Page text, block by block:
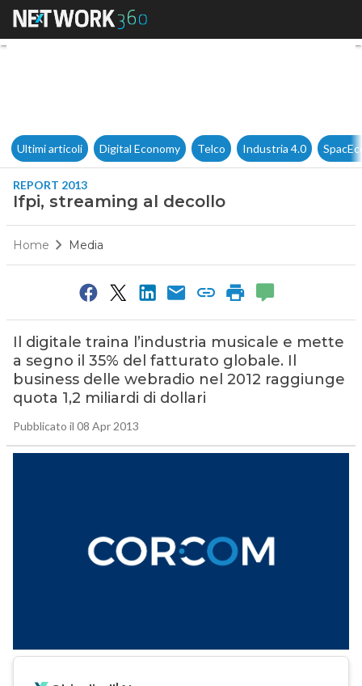
Ifpi, streaming al decollo
Ultimi articoli Digital Economy Telco Industria 4.0
REPORT 2013
Ifpi, streaming al decollo
Home Media
Il digitale traina l’industria musicale e mette
a segno il 35% del fatturato globale. Il
business delle webradio nel 2012 raggiunge
quota 1,2 miliardi di dollari
Pubblicato il 08 Apr 2013